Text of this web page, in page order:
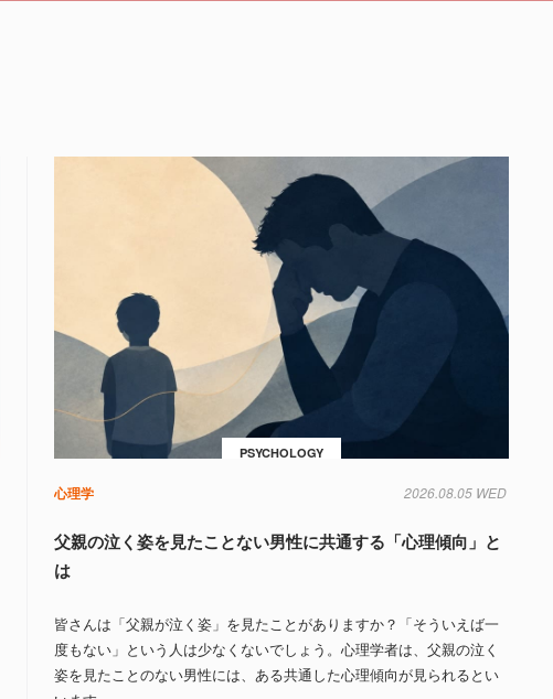
PSYCHOLOGY
心理学 2026.08.05 WED
父親の泣く姿を見たことない男性に共通する「心理傾向」と
は
皆さんは「父親が泣く姿」を見たことがありますか？「そういえば一
度もない」という人は少なくないでしょう。心理学者は、父親の泣く
姿を見たことのない男性には、ある共通した心理傾向が見られるとい